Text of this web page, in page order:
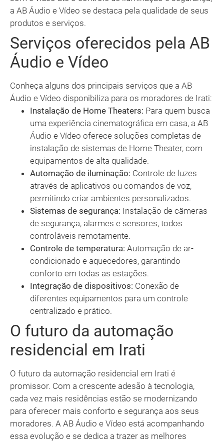
a AB Áudio e Vídeo se destaca pela qualidade de seus
produtos e serviços.
Serviços oferecidos pela AB
Áudio e Vídeo
Conheça alguns dos principais serviços que a AB
Áudio e Vídeo disponibiliza para os moradores de Irati:
Instalação de Home Theaters: Para quem busca
uma experiência cinematográfica em casa, a AB
Áudio e Vídeo oferece soluções completas de
instalação de sistemas de Home Theater, com
equipamentos de alta qualidade.
Automação de iluminação: Controle de luzes
através de aplicativos ou comandos de voz,
permitindo criar ambientes personalizados.
Sistemas de segurança: Instalação de câmeras
de segurança, alarmes e sensores, todos
controláveis remotamente.
Controle de temperatura: Automação de ar-
condicionado e aquecedores, garantindo
conforto em todas as estações.
Integração de dispositivos: Conexão de
diferentes equipamentos para um controle
centralizado e prático.
O futuro da automação
residencial em Irati
O futuro da automação residencial em Irati é
promissor. Com a crescente adesão à tecnologia,
cada vez mais residências estão se modernizando
para oferecer mais conforto e segurança aos seus
moradores. A AB Áudio e Vídeo está acompanhando
essa evolução e se dedica a trazer as melhores